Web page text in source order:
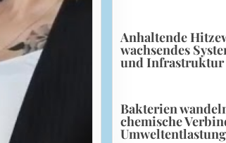
Anhaltende
wachsendes
und Infrastruktur
Bakterien
chemische